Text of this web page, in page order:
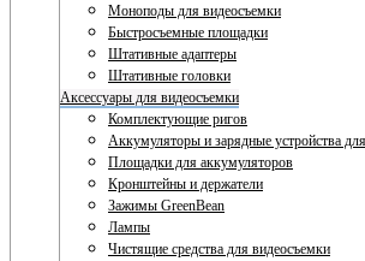
Моноподы для видеосъемки
Быстросъемные площадки
Штативные адаптеры
Штативные головки
Аксессуары для видеосъемки
Комплектующие ригов
Аккумуляторы и зарядные устройства
Площадки для аккумуляторов
Кронштейны и держатели
Зажимы GreenBean
Лампы
Чистящие средства для видеосъемки